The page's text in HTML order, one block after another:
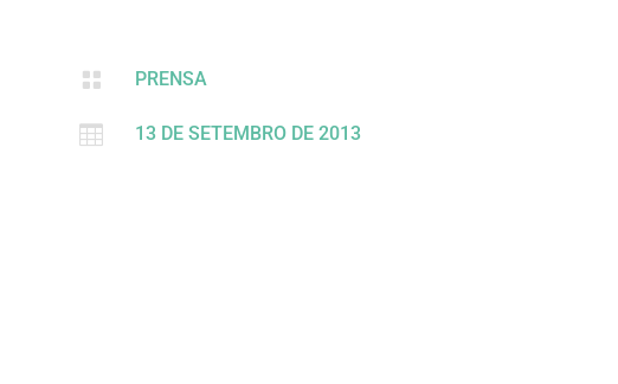
 PRENSA
 13 DE SETEMBRO DE 2013